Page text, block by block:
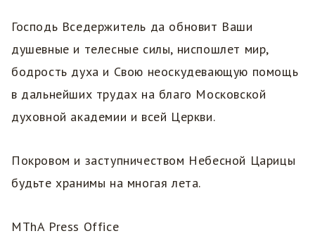
Господь Вседержитель да обновит Ваши
душевные и телесные силы, ниспошлет мир,
бодрость духа и Свою неоскудевающую помощь
в дальнейших трудах на благо Московской
духовной академии и всей Церкви.
Покровом и заступничеством Небесной Царицы
будьте хранимы на многая лета.
MThA Press Office